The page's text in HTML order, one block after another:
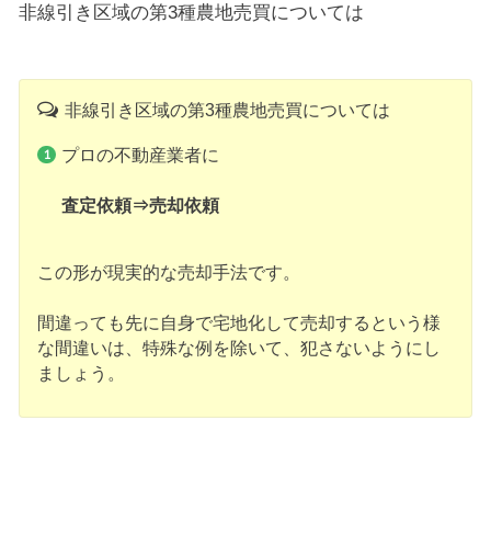
非線引き区域の第3種農地売買については
非線引き区域の第3種農地売買については
プロの不動産業者に
査定依頼⇒売却依頼
この形が現実的な売却手法です。
間違っても先に自身で宅地化して売却するという様
な間違いは、特殊な例を除いて、犯さないようにし
ましょう。